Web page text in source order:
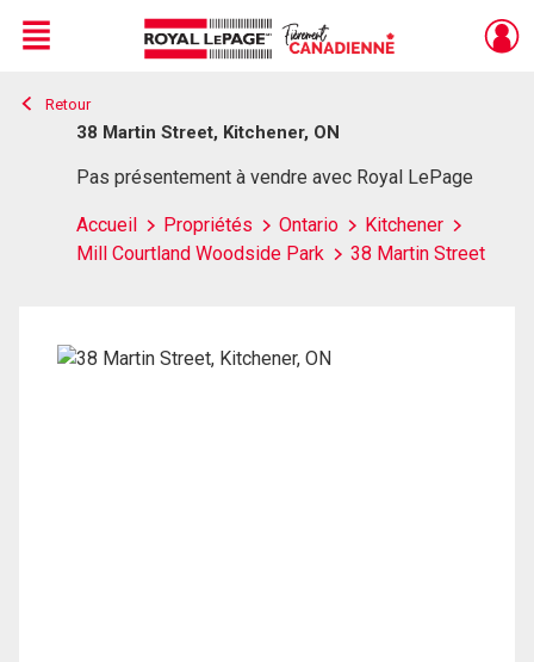
Live
En Direct
Menu
Retour
38 Martin Street, Kitchener, ON
Pas présentement à vendre avec Royal LePage
Accueil Propriétés Ontario
Kitchener
Mill Courtland Woodside Park
38 Martin Street